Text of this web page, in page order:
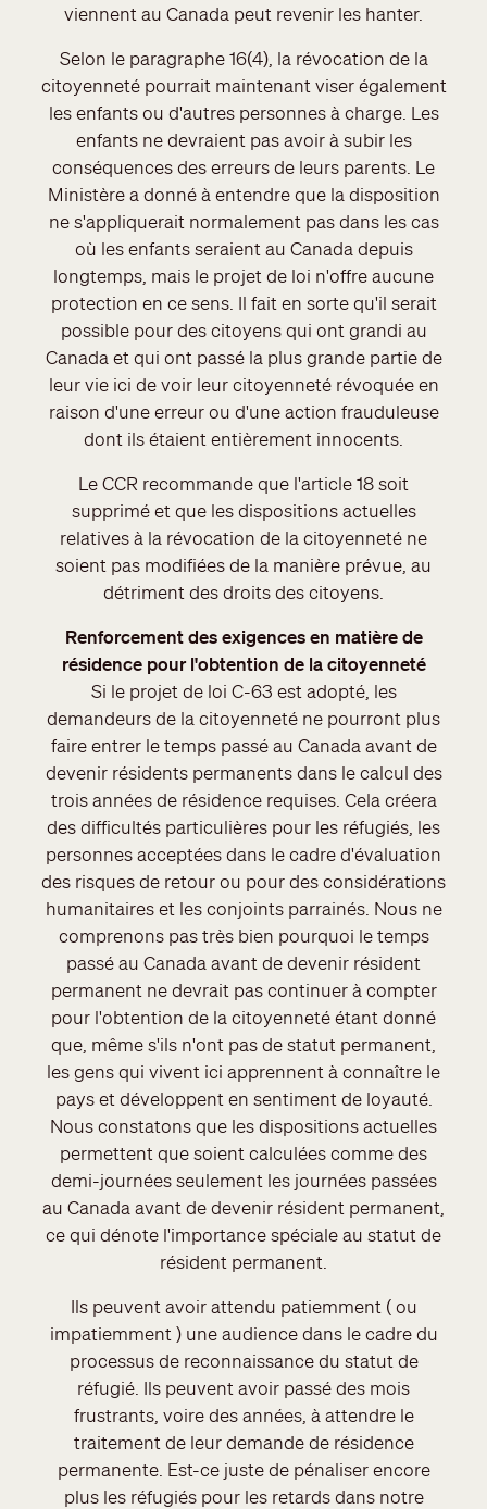
viennent au Canada peut revenir les hanter.
Selon le paragraphe 16(4), la révocation de la
citoyenneté pourrait maintenant viser également
les enfants ou d'autres personnes à charge. Les
enfants ne devraient pas avoir à subir les
conséquences des erreurs de leurs parents. Le
Ministère a donné à entendre que la disposition
ne s'appliquerait normalement pas dans les cas
où les enfants seraient au Canada depuis
longtemps, mais le projet de loi n'offre aucune
protection en ce sens. Il fait en sorte qu'il serait
possible pour des citoyens qui ont grandi au
Canada et qui ont passé la plus grande partie de
leur vie ici de voir leur citoyenneté révoquée en
raison d'une erreur ou d'une action frauduleuse
dont ils étaient entièrement innocents.
Le CCR recommande que l'article 18 soit
supprimé et que les dispositions actuelles
relatives à la révocation de la citoyenneté ne
soient pas modifiées de la manière prévue, au
détriment des droits des citoyens.
Renforcement des exigences en matière de
résidence pour l'obtention de la citoyenneté
Si le projet de loi C-63 est adopté, les
demandeurs de la citoyenneté ne pourront plus
faire entrer le temps passé au Canada avant de
devenir résidents permanents dans le calcul des
trois années de résidence requises. Cela créera
des difficultés particulières pour les réfugiés, les
personnes acceptées dans le cadre d'évaluation
des risques de retour ou pour des considérations
humanitaires et les conjoints parrainés. Nous ne
comprenons pas très bien pourquoi le temps
passé au Canada avant de devenir résident
permanent ne devrait pas continuer à compter
pour l'obtention de la citoyenneté étant donné
que, même s'ils n'ont pas de statut permanent,
les gens qui vivent ici apprennent à connaître le
pays et développent en sentiment de loyauté.
Nous constatons que les dispositions actuelles
permettent que soient calculées comme des
demi-journées seulement les journées passées
au Canada avant de devenir résident permanent,
ce qui dénote l'importance spéciale au statut de
résident permanent.
Ils peuvent avoir attendu patiemment ( ou
impatiemment ) une audience dans le cadre du
processus de reconnaissance du statut de
réfugié. Ils peuvent avoir passé des mois
frustrants, voire des années, à attendre le
traitement de leur demande de résidence
permanente. Est-ce juste de pénaliser encore
plus les réfugiés pour les retards dans notre